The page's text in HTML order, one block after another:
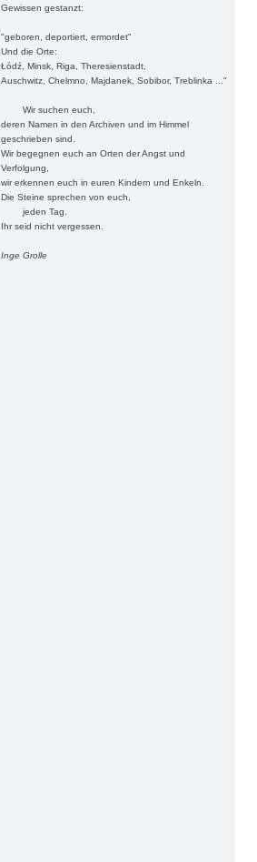
Gewissen gestanzt:
"geboren, deportiert, ermordet"
Und die Orte:
Łódź, Minsk, Riga, Theresienstadt,
Auschwitz, Chelmno, Majdanek, Sobibor, Treblinka ..."
Wir suchen euch,
deren Namen in den Archiven und im Himmel
geschrieben sind.
Wir begegnen euch an Orten der Angst und
Verfolgung,
wir erkennen euch in euren Kindern und Enkeln.
Die Steine sprechen von euch,
jeden Tag.
Ihr seid nicht vergessen.
Inge Grolle